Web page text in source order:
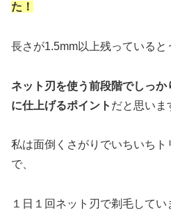
た！
長さが1.5mm以上残っていると
ネット刃を使う前段階でしっ
に仕上げるポイント だと思いま
私は面倒くさがりでいちいち
で、
１日１回ネット刃で剃毛してい